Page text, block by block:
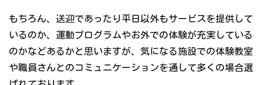
もちろん、送迎であったり平日以外もサービスを提供して
いるのか、運動プログラムやお外での体験が充実している
のかなどあるかと思いますが、気になる施設での体験教室
や職員さんとのコミュニケーションを通して多くの場合選